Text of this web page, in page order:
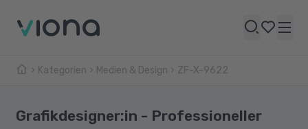
Kategorien Medien & Design ZF-X-9622
Grafikdesigner:in - Professioneller